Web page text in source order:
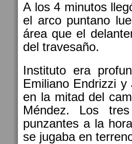
A los 4 minutos
el arco puntano
área que el
del travesaño.
Instituto era
Emiliano Endrizzi
en la mitad del
Méndez. Los
punzantes a la
se jugaba en